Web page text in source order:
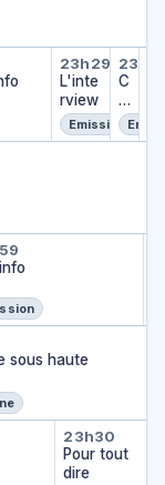
de l'Info été
23h29
L'inte
rview
Emission
C
C
a
v
e
u
info
tension
sous
sous haute
Pour
23h30
Pour tout
dire